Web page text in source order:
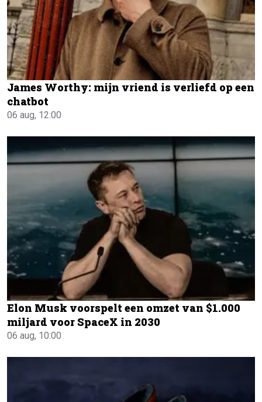
James Worthy: mijn vriend is verliefd op een
chatbot
06 aug, 12:00
Elon Musk voorspelt een omzet van $1.000
miljard voor SpaceX in 2030
06 aug, 10:00